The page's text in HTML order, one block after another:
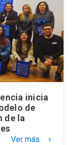
inicia
de
de la
Ver más keyboard_arrow_right